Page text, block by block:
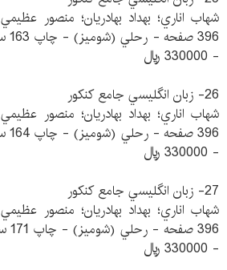
شهاب اناري؛ بهداد بهادريان؛ منصور
- 330000 ريال
26- زبان انگليسي جامع كنكور
شهاب اناري؛ بهداد بهادريان؛ منصور
- 330000 ريال
27- زبان انگليسي جامع كنكور
شهاب اناري؛ بهداد بهادريان؛ منصور
- 330000 ريال